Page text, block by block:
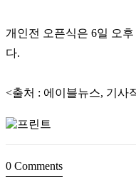
개인전 오픈식은 6일 오
다.
<출처 : 에이블뉴스, 기사
0 Comments